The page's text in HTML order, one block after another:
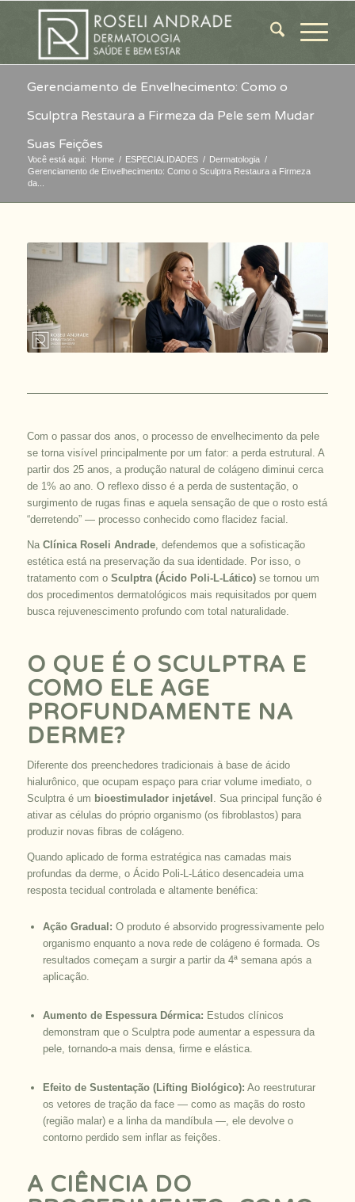
Gerenciamento de Envelhecimento: Como o
Sculptra Restaura a Firmeza da Pele sem Mudar
Suas Feições
Você está aqui: Home / ESPECIALIDADES / Dermatologia /
Gerenciamento de Envelhecimento: Como o Sculptra Restaura a Firmeza
da...
Com o passar dos anos, o processo de envelhecimento da pele
se torna visível principalmente por um fator: a perda estrutural. A
partir dos 25 anos, a produção natural de colágeno diminui cerca
de 1% ao ano. O reflexo disso é a perda de sustentação, o
surgimento de rugas finas e aquela sensação de que o rosto está
“derretendo” — processo conhecido como flacidez facial.
Na Clínica Roseli Andrade, defendemos que a sofisticação
estética está na preservação da sua identidade. Por isso, o
tratamento com o Sculptra (Ácido Poli-L-Lático)se tornou um
dos procedimentos dermatológicos mais requisitados por quem
busca rejuvenescimento profundo com total naturalidade.
O QUE É O SCULPTRA E
COMO ELE AGE
PROFUNDAMENTE NA
DERME?
Diferente dos preenchedores tradicionais à base de ácido
hialurônico, que ocupam espaço para criar volume imediato, o
Sculptra é um bioestimulador injetável
. Sua principal função é
ativar as células do próprio organismo (os fibroblastos) para
produzir novas fibras de colágeno.
Quando aplicado de forma estratégica nas camadas mais
profundas da derme, o Ácido Poli-L-Lático desencadeia uma
resposta tecidual controlada e altamente benéfica:
Ação Gradual: O produto é absorvido progressivamente pelo
organismo enquanto a nova rede de colágeno é formada. Os
resultados começam a surgir a partir da 4ª semana após a
aplicação.
Aumento de Espessura Dérmica: Estudos clínicos
demonstram que o Sculptra pode aumentar a espessura da
pele, tornando-a mais densa, firme e elástica.
Efeito de Sustentação (Lifting Biológico): Ao reestruturar
os vetores de tração da face — como as maçãs do rosto
(região malar) e a linha da mandíbula —, ele devolve o
contorno perdido sem inflar as feições.
A CIÊNCIA DO